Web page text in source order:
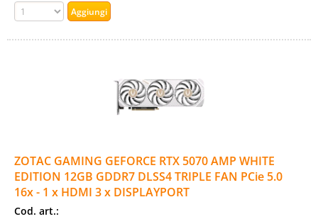
ZOTAC GAMING GEFORCE RTX 5070 AMP WHITE
EDITION 12GB GDDR7 DLSS4 TRIPLE FAN PCie 5.0
16x - 1 x HDMI 3 x DISPLAYPORT
Cod. art.: